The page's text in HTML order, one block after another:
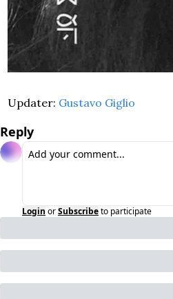
Updater: Gustavo Giglio
Reply
Login orSubscribeto participate